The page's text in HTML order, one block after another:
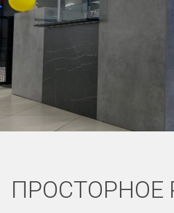
ПРОСТОРНОЕ